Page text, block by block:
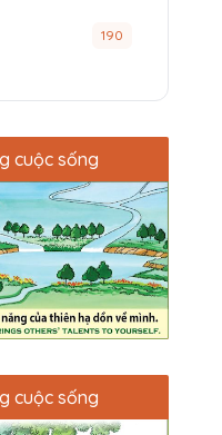
190
cuộc sống
cuộc sống